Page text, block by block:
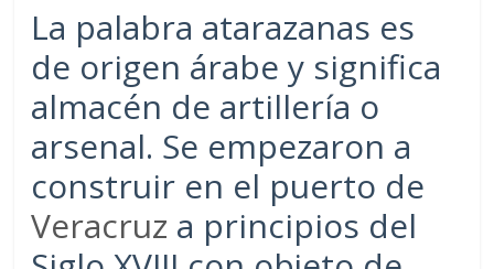
La palabra atarazanas es
de origen árabe y significa
almacén de artillería o
arsenal. Se empezaron a
construir en el puerto de
Veracruz a principios del